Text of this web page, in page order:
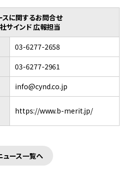
スに関するお問合せ
サインド 広報担当
03-6277-2658
03-6277-2961
info@cynd.co.jp
https://www.b-merit.jp/
ュース一覧へ